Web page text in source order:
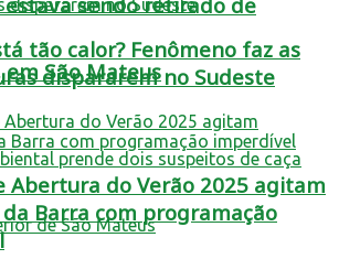
São Mateus
tão calor? Fenômeno faz as
dispararem no Sudeste
Abertura do Verão 2025 agitam
da Barra com programação